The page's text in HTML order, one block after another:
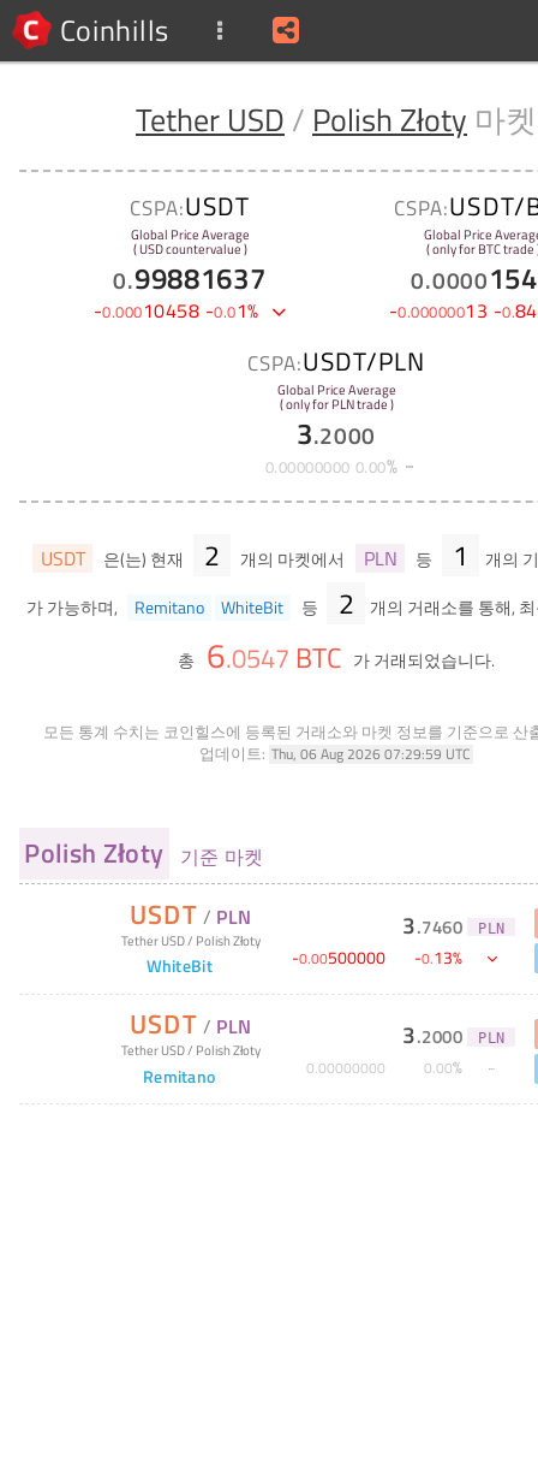
Coinhills
Tether USD / Polish Złoty 마켓
CSPA:USDT
Global Price Average
( USD countervalue )
0.99881637
-0.00010458 -0.01%
CSPA:USDT/
Global Price
( only for BTC trade
0.0000
-0.00000013 -0.84
CSPA:USDT/PLN
Global Price Average
( only for PLN trade )
3.2000
0.00000000 0.00%
USDT 은(는) 현재 2 개의 마켓에서 PLN 등 1
개의
가 가능하며,
Remitano WhiteBit 등 2 개의 거래소를 통해,
총 6.0547 BTC 가 거래되었습니다.
모든 통계 수치는 코인힐스에 등록된 거래소와 마켓 정보를 기준으로 산
업데이트: Thu, 06 Aug 2026 07:29:59 UTC
Polish Złoty 기준 마켓
USDT / PLN
Tether USD/ Polish Złoty
WhiteBit
3.7460 PLN
-0.00500000 -0.13%
USDT / PLN
Tether USD/ Polish Złoty
Remitano
3.2000 PLN
0.00000000 0.00%